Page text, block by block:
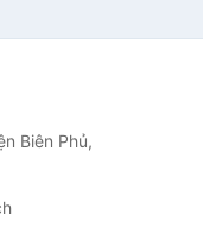
Biên Phủ,